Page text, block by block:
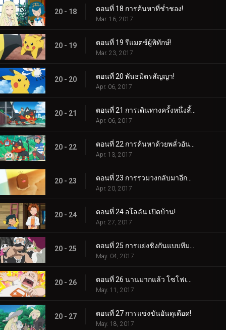
20 - 18 ตอนที่ 18 การค้นหาที่ช่ำชอง!
Mar. 16, 2017
20 - 19 ตอนที่ 19 รีแมตช์ผู้พิทักษ์!
Mar. 23, 2017
20 - 20 ตอนที่ 20 พันธมิตรสัญญา!
Apr. 06, 2017
20 - 21
Apr. 06, 2017
20 - 22
Apr. 13, 2017
20 - 23
Apr. 20, 2017
20 - 24 ตอนที่ 24 อโลลัน เปิดบ้าน!
Apr. 27, 2017
20 - 25
May. 04, 2017
20 - 26
May. 11, 2017
20 - 27 ตอนที่ 27 การแข่งขันอันดุเดือด!
May. 18, 2017